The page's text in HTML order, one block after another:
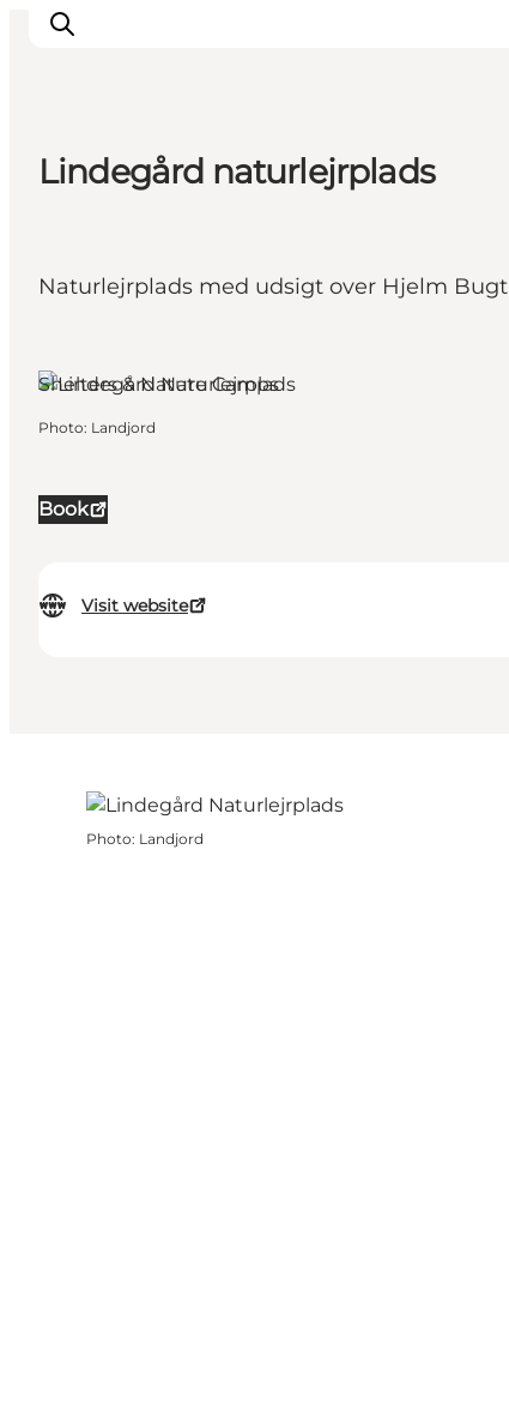
Events
Places to eat
Plan your trip
Lindegård naturlejrplads
Naturlejrplads med udsigt over Hjelm Bugt
Book
Visit website
Shelters & Nature Camps
Photo: Landjord
Photo: Landjord